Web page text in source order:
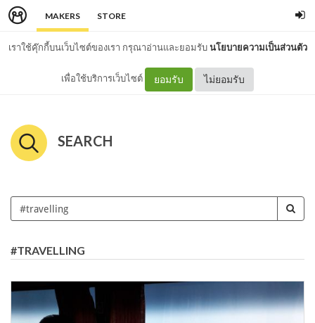
MAKERS STORE
เราใช้คุ๊กกี้บนเว็บไซต์ของเรา กรุณาอ่านและยอมรับนโยบายความเป็นส่วนตัว
เพื่อใช้บริการเว็บไซต์ ยอมรับ ไม่ยอมรับ
SEARCH
#TRAVELLING